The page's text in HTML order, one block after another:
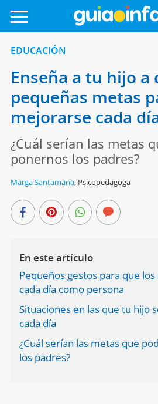
EDUCACIÓN
Enseña a tu hijo a
pequeñas metas
mejorarse cada
¿Cuál serían las metas
ponernos los padres?
Marga Santamaría, Psicopedagoga
En este artículo
Pequeños gestos para que
cada día como persona
Situaciones en las que tu hijo
cada día
¿Cuál serían las metas que
los padres?